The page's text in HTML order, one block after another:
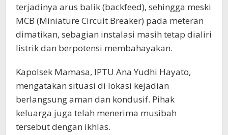
terjadinya arus balik (backfeed), sehingga meski
MCB (Miniature Circuit Breaker) pada meteran
dimatikan, sebagian instalasi masih tetap dialiri
listrik dan berpotensi membahayakan.
Kapolsek Mamasa, IPTU Ana Yudhi Hayato,
mengatakan situasi di lokasi kejadian
berlangsung aman dan kondusif. Pihak
keluarga juga telah menerima musibah
tersebut dengan ikhlas.